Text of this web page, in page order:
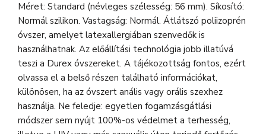
Méret: Standard (névleges szélesség: 56 mm). Síkosító:
Normál szilikon. Vastagság: Normál. Átlátszó poliizoprén
óvszer, amelyet latexallergiában szenvedők is
használhatnak. Az előállítási technológia jobb illatúvá
teszi a Durex óvszereket. A tájékozottság fontos, ezért
olvassa el a belső részen található információkat,
különösen, ha az óvszert anális vagy orális szexhez
használja. Ne feledje: egyetlen fogamzásgátlási
módszer sem nyújt 100%-os védelmet a terhesség,